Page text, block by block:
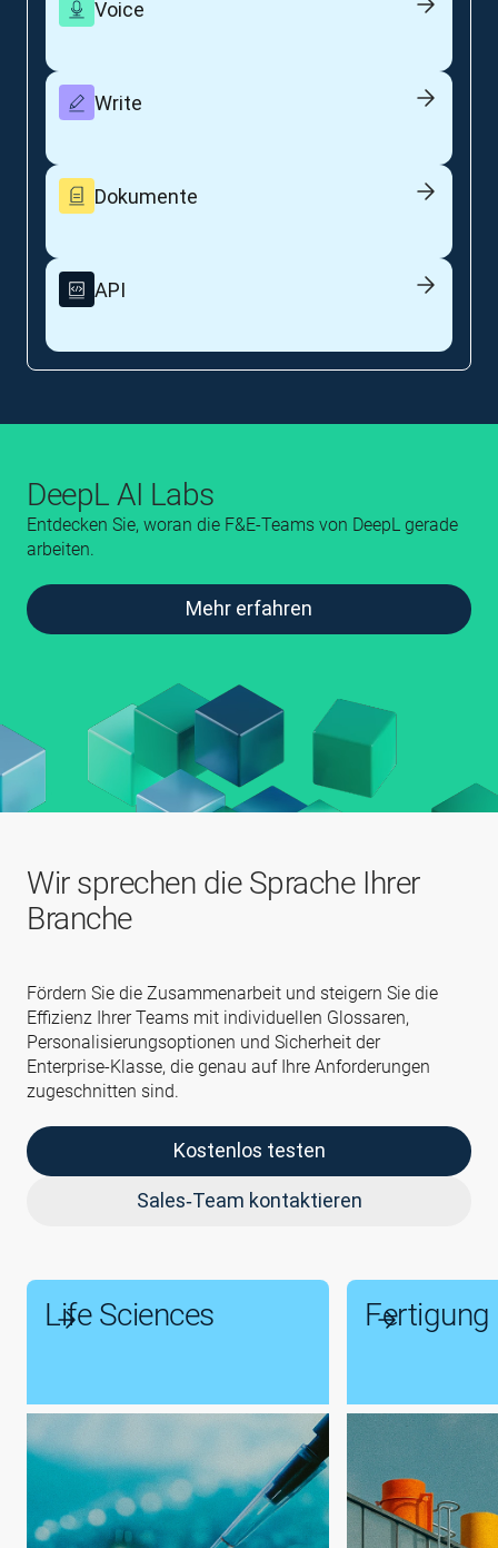
Voice
Write
Dokumente
API
DeepL AI Labs
Entdecken Sie, woran die F&E‑Teams von DeepL gerade
arbeiten.
Mehr erfahren
Wir sprechen die Sprache Ihrer
Branche
Fördern Sie die Zusammenarbeit und steigern Sie die
Effizienz Ihrer Teams mit individuellen Glossaren,
Personalisierungsoptionen und Sicherheit der
Enterprise‑Klasse, die genau auf Ihre Anforderungen
zugeschnitten sind.
Kostenlos testen
Sales‑Team kontaktieren
Life Sciences Fertigung